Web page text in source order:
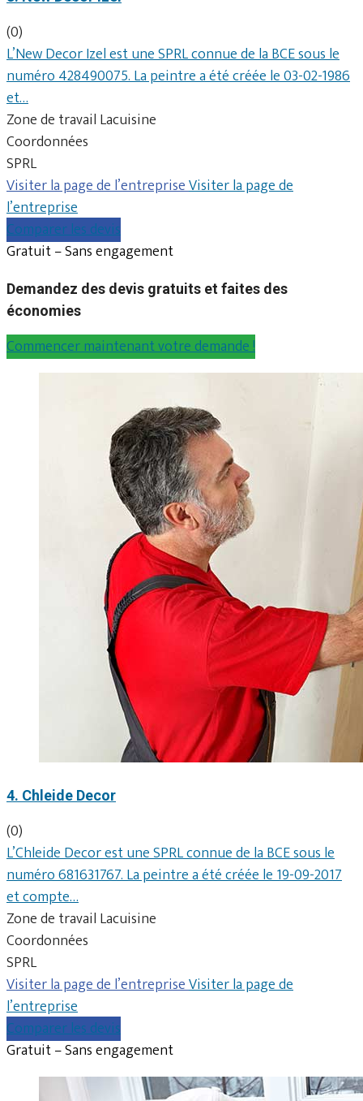
(0)
L’New Decor Izel est une SPRL connue de la BCE sous le
numéro 428490075. La peintre a été créée le 03-02-1986
et…
Zone de travail Lacuisine
Coordonnées
SPRL
Visiter la page de l’entrepriseVisiter la page de
l’entreprise
Comparer les devis
Gratuit – Sans engagement
Demandez des devis gratuits et faites des
économies
Commencer maintenant votre demande !
4. Chleide Decor
(0)
L’Chleide Decor est une SPRL connue de la BCE sous le
numéro 681631767. La peintre a été créée le 19-09-2017
et compte…
Zone de travail Lacuisine
Coordonnées
SPRL
Visiter la page de l’entrepriseVisiter la page de
l’entreprise
Comparer les devis
Gratuit – Sans engagement